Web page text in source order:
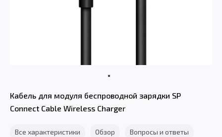
Кабель для модуля беспроводной зарядки SP
Connect Cable Wireless Charger
Все характеристики Обзор Вопросы и ответы